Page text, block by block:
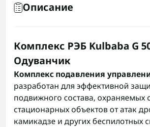
Описание
Комплекс РЭБ Kulbaba G
Одуванчик
Комплекс подавления
разработан для эффективной
подвижного состава, охраняемых
стационарных объектов от атак
камикадзе и других беспилотных